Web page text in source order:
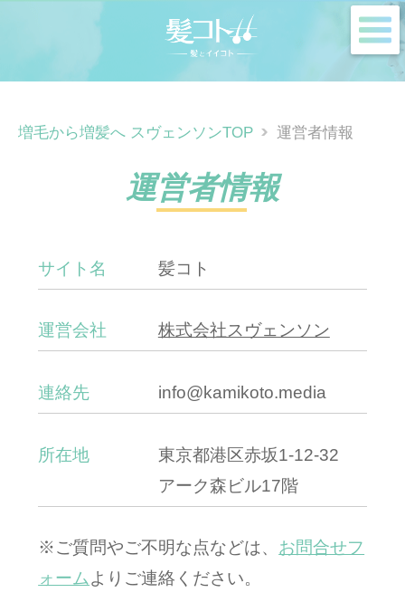
増毛から増髪へ スヴェンソンTOP 運営者情報
運営者情報
サイト名 髪コト
運営会社 株式会社スヴェンソン
連絡先 info@kamikoto.media
所在地
東京都港区赤坂1-12-32
アーク森ビル17階
※ご質問やご不明な点などは、 お問合せフ
ォームよりご連絡ください。